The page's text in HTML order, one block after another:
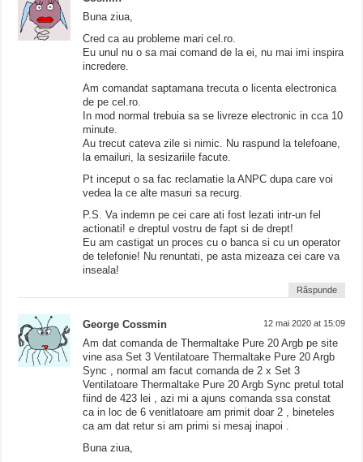
Buna ziua,
Cred ca au probleme mari cel.ro.
Eu unul nu o sa mai comand de la ei, nu mai imi inspira
incredere.
Am comandat saptamana trecuta o licenta electronica
de pe cel.ro.
In mod normal trebuia sa se livreze electronic in cca 10
minute.
Au trecut cateva zile si nimic. Nu raspund la telefoane,
la emailuri, la sesizariile facute.
Pt inceput o sa fac reclamatie la ANPC dupa care voi
vedea la ce alte masuri sa recurg.
P.S. Va indemn pe cei care ati fost lezati intr-un fel
actionati! e dreptul vostru de fapt si de drept!
Eu am castigat un proces cu o banca si cu un operator
de telefonie! Nu renuntati, pe asta mizeaza cei care va
inseala!
Răspunde
George Cossmin 12 mai 2020 at 15:09
Am dat comanda de Thermaltake Pure 20 Argb pe site
vine asa Set 3 Ventilatoare Thermaltake Pure 20 Argb
Sync , normal am facut comanda de 2 x Set 3
Ventilatoare Thermaltake Pure 20 Argb Sync pretul total
fiind de 423 lei , azi mi a ajuns comanda ssa constat
ca in loc de 6 venitlatoare am primit doar 2 , bineteles
ca am dat retur si am primi si mesaj inapoi .
Buna ziua,